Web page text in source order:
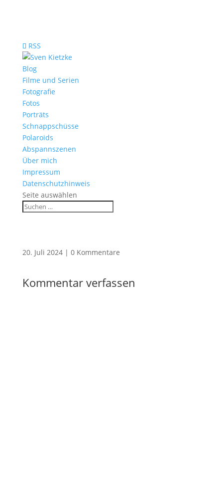
RSS
Blog
Filme und Serien
Fotografie
Fotos
Porträts
Schnappschüsse
Polaroids
Abspannszenen
Über mich
Impressum
Datenschutzhinweis
Seite auswählen
20. Juli 2024| 0 Kommentare
Kommentar verfassen